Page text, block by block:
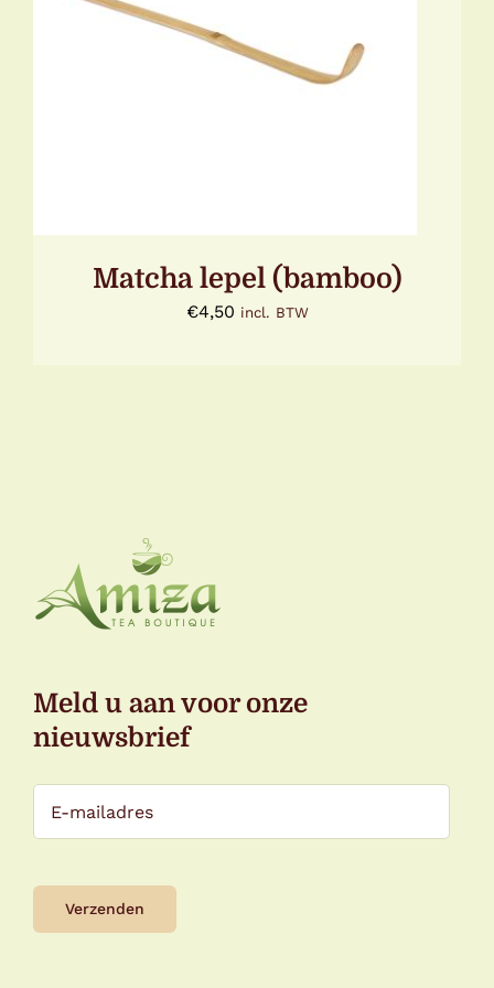
TOEVOEGEN AAN WINKELWAGEN
/
Matcha lepel (bamboo)
€4,50 incl. BTW
Meld u aan voor onze
nieuwsbrief